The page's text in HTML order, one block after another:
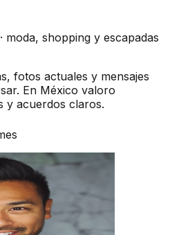
moda, shopping y escapadas
fotos actuales y mensajes
En México valoro
y acuerdos claros.